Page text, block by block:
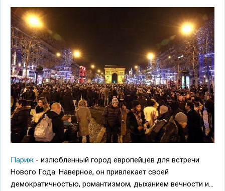
Париж - излюбленный город европейцев для встречи
Нового Года. Наверное, он привлекает своей
демократичностью, романтизмом, дыханием вечности и...